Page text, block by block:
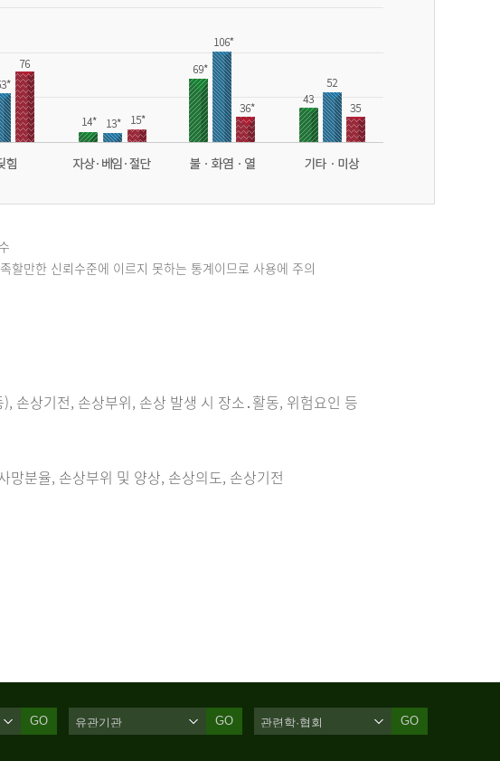
할만한 신뢰수준에 이르지 못하는 통계이므로 사용에 주의
손상기전, 손상부위, 손상 발생 시 장소․활동, 위험요인 등
망분율, 손상부위 및 양상, 손상의도, 손상기전
GO GO GO